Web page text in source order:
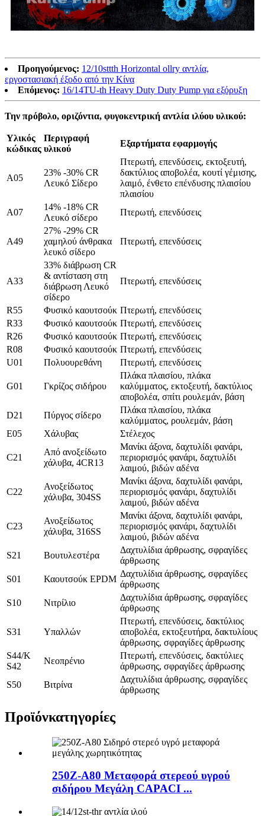
Προηγούμενος: 12/10sttth Horizontal ollry αντλία,
εργοστασιακή έξοδο από την Κίνα
Επόμενος: 16/14TU-th Heavy Duty Duty Pump για εξόρυξη
Την πρόβολο, οριζόντια, φυγοκεντρική αντλία ιλύου υλικού:
Υλικός
κώδικας
Περιγραφή
υλικού
Εξαρτήματα εφαρμογής
A05
23% -30% CR
Λευκό Σίδερο
Πτερωτή, επενδύσεις, εκτοξευτή,
δακτύλιος αποβολέα, κουτί γέμισης,
λαιμό, ένθετο επένδυσης πλαισίου
πλαισίου
A07
14% -18% CR
Λευκό σίδερο
Πτερωτή, επενδύσεις
Α49
27% -29% CR
χαμηλού άνθρακα
λευκό σίδερο
Πτερωτή, επενδύσεις
Α33
33% διάβρωση CR
& αντίσταση στη
διάβρωση Λευκό
σίδερο
Πτερωτή, επενδύσεις
R55 Φυσικό καουτσούκ Πτερωτή, επενδύσεις
R33
Φυσικό καουτσούκ Πτερωτή, επενδύσεις
R26
Φυσικό καουτσούκ Πτερωτή, επενδύσεις
R08
Φυσικό καουτσούκ Πτερωτή, επενδύσεις
U01
Πολυουρεθάνη Πτερωτή, επενδύσεις
G01 Γκρίζος σιδήρου
Πλάκα πλαισίου, πλάκα
καλύμματος, εκτοξευτή, δακτύλιος
αποβολέα, σπίτι ρουλεμάν, βάση
D21
Πύργος σίδερο
Πλάκα πλαισίου, πλάκα
καλύμματος, ρουλεμάν, βάση
Ε05
Χάλυβας Στέλεχος
C21
Από ανοξείδωτο
χάλυβα, 4CR13
Μανίκι άξονα, δαχτυλίδι φανάρι,
περιορισμός φανάρι, δαχτυλίδι
λαιμού, βιδών αδένα
C22
Ανοξείδωτος
χάλυβα, 304SS
Μανίκι άξονα, δαχτυλίδι φανάρι,
περιορισμός φανάρι, δαχτυλίδι
λαιμού, βιδών αδένα
C23
Ανοξείδωτος
χάλυβα, 316SS
Μανίκι άξονα, δαχτυλίδι φανάρι,
περιορισμός φανάρι, δαχτυλίδι
λαιμού, βιδών αδένα
S21
Βουτυλεστέρα
Δαχτυλίδια άρθρωσης, σφραγίδες
άρθρωσης
S01
Καουτσούκ EPDM
Δαχτυλίδια άρθρωσης, σφραγίδες
άρθρωσης
S10
Νιτρίλιο
Δαχτυλίδια άρθρωσης, σφραγίδες
άρθρωσης
S31 Υπαλλών
Πτερωτή, επενδύσεις, δακτύλιος
αποβολέα, εκτοξευτήρα, δακτυλίους
άρθρωσης, σφραγίδες άρθρωσης
S44/K
S42
Νεοπρένιο
Πτερωτή, επενδύσεις, δακτύλιες
άρθρωσης, σφραγίδες άρθρωσης
S50
Βιτρίνα
Δαχτυλίδια άρθρωσης, σφραγίδες
άρθρωσης
Προϊόνκατηγορίες
250Z-A80 Μεταφορά στερεού υγρού
σιδήρου Μεγάλη CAPACI ...